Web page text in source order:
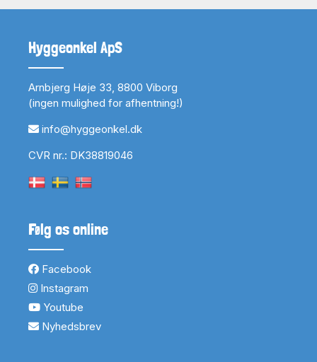
Hyggeonkel ApS
Arnbjerg Høje 33, 8800 Viborg
(ingen mulighed for afhentning!)
info@hyggeonkel.dk
CVR nr.: DK38819046
Følg os online
Facebook
Instagram
Youtube
Nyhedsbrev